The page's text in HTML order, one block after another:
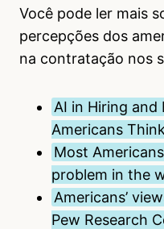
Você pode ler mais
percepções dos
na contratação nos
AI in Hiring and
Americans
Most
problem in the
Americans’
Pew Research